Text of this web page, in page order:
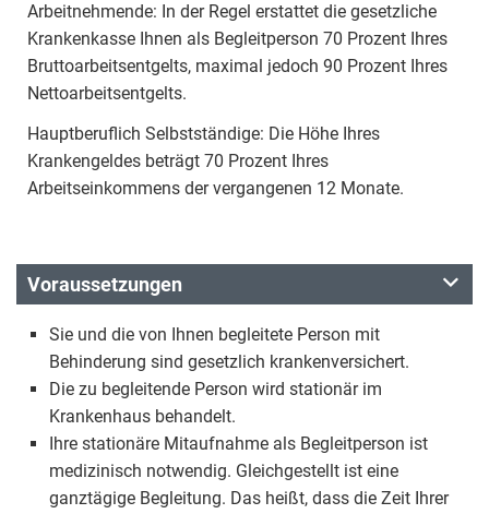
Arbeitnehmende: In der Regel erstattet die gesetzliche
Krankenkasse Ihnen als Begleitperson 70 Prozent Ihres
Bruttoarbeitsentgelts, maximal jedoch 90 Prozent Ihres
Nettoarbeitsentgelts.
Hauptberuflich Selbstständige: Die Höhe Ihres
Krankengeldes beträgt 70 Prozent Ihres
Arbeitseinkommens der vergangenen 12 Monate.
Voraussetzungen
Sie und die von Ihnen begleitete Person mit
Behinderung sind gesetzlich krankenversichert.
Die zu begleitende Person wird stationär im
Krankenhaus behandelt.
Ihre stationäre Mitaufnahme als Begleitperson ist
medizinisch notwendig. Gleichgestellt ist eine
ganztägige Begleitung. Das heißt, dass die Zeit Ihrer